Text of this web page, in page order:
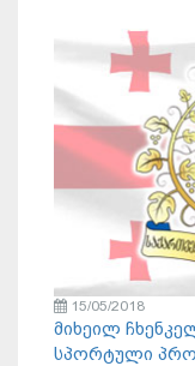
15/05/2018
მიხეილ
სპორტული